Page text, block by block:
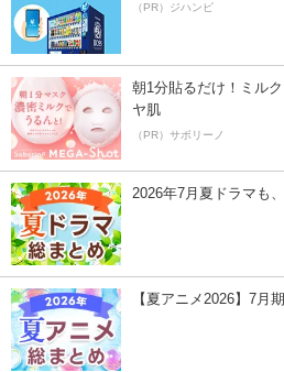
（PR）ジハンピ
朝1分貼るだけ！ミル
ヤ肌
（PR）サボリーノ
2026年7月夏ドラマも
【夏アニメ2026】7月